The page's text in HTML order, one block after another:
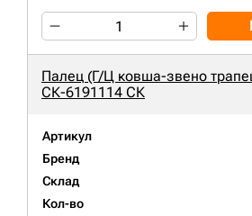
Палец (Г/Ц ковша-звено
СК-6191114 СК
Артикул
Бренд
Склад
Кол-во